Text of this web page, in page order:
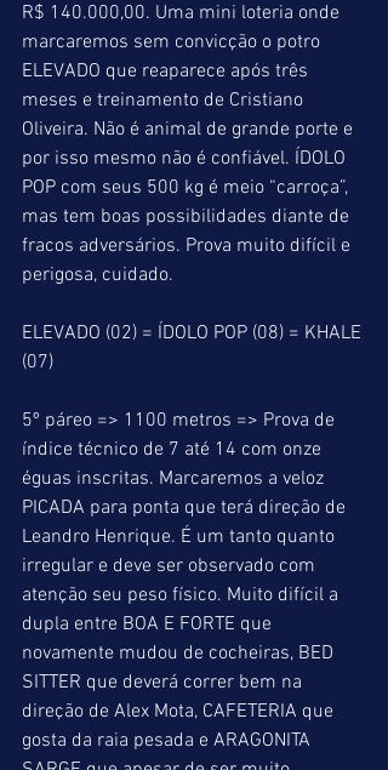
R$ 140.000,00. Uma mini loteria onde
marcaremos sem convicção o potro
ELEVADO que reaparece após três
meses e treinamento de Cristiano
Oliveira. Não é animal de grande porte e
por isso mesmo não é confiável. ÍDOLO
POP com seus 500 kg é meio “carroça”,
mas tem boas possibilidades diante de
fracos adversários. Prova muito difícil e
perigosa, cuidado.
ELEVADO (02) = ÍDOLO POP (08) = KHALE
(07)
5º páreo => 1100 metros => Prova de
índice técnico de 7 até 14 com onze
éguas inscritas. Marcaremos a veloz
PICADA para ponta que terá direção de
Leandro Henrique. É um tanto quanto
irregular e deve ser observado com
atenção seu peso físico. Muito difícil a
dupla entre BOA E FORTE que
novamente mudou de cocheiras, BED
SITTER que deverá correr bem na
direção de Alex Mota, CAFETERIA que
gosta da raia pesada e ARAGONITA